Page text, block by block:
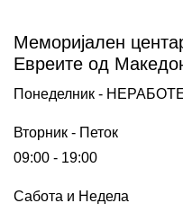
Меморијален
Евреите од
Понеделник -
Вторник - Петок
09:00 - 19:00
Сабота и Недела